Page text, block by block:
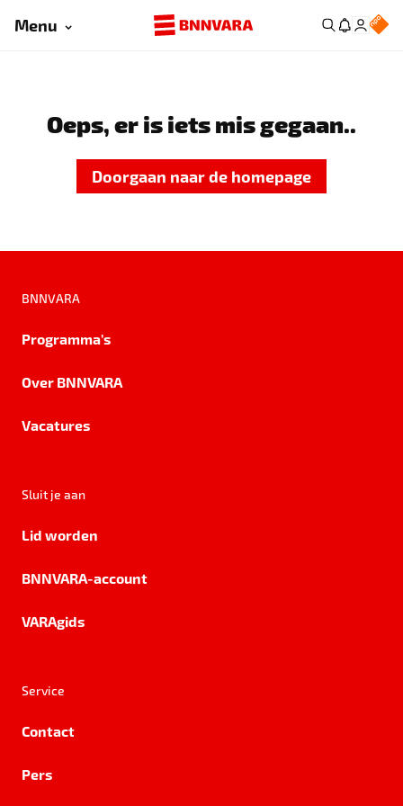
Menu
Oeps, er is iets mis gegaan..
Doorgaan naar de homepage
BNNVARA
Programma's
Over BNNVARA
Vacatures
Sluit je aan
Lid worden
BNNVARA-account
VARAgids
Service
Contact
Pers